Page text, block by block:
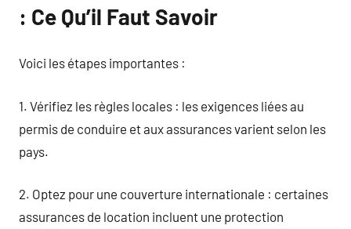
: Ce Qu’il Faut Savoir
Voici les étapes importantes :
1. Vérifiez les règles locales : les exigences liées au
permis de conduire et aux assurances varient selon les
pays.
2. Optez pour une couverture internationale : certaines
assurances de location incluent une protection